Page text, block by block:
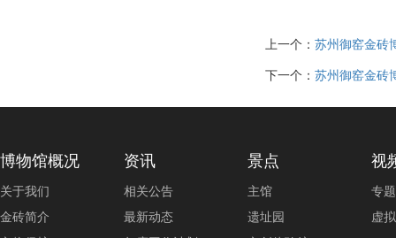
上一个： 苏州御窑金砖
下一个： 苏州御窑金砖
博物馆概况
关于我们
金砖简介
资讯
相关公告
最新动态
景点
主馆
遗址园
视
专
虚